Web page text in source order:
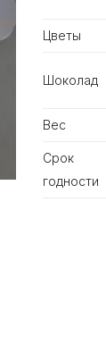
Цветы
Шоколад
Вес
Срок
годности